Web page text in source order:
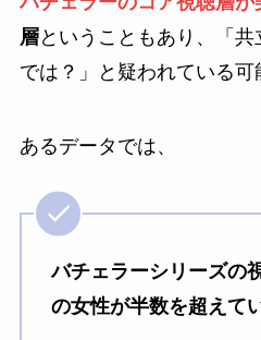
層ということもあり、「
では？」と疑われている可
あるデータでは、
バチェラーシリーズの
の女性が半数を超えて